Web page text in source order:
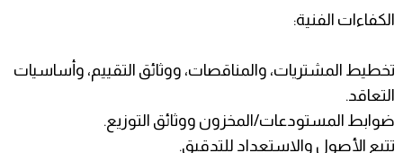
الكفاءات الفنية:
تخطيط المشتريات، والمناقصات، ووثائق التقييم، وأساسيات
التعاقد.
ضوابط المستودعات/المخزون ووثائق التوزيع.
تتبع الأصول والاستعداد للتدقيق.